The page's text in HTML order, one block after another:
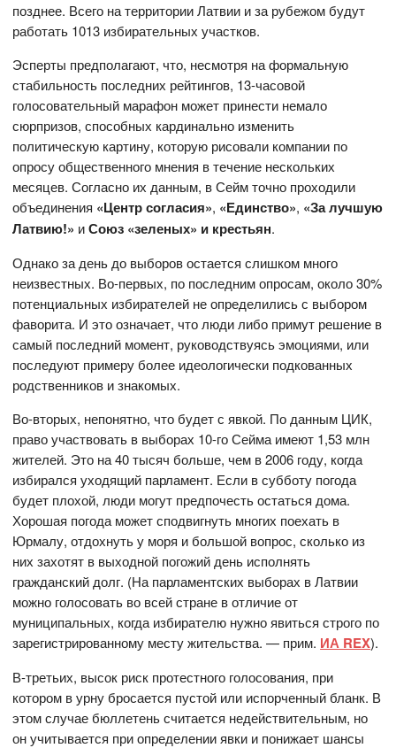
позднее. Всего на территории Латвии и за рубежом будут
работать 1013 избирательных участков.
Эсперты предполагают, что, несмотря на формальную
стабильность последних рейтингов, 13-часовой
голосовательный марафон может принести немало
сюрпризов, способных кардинально изменить
политическую картину, которую рисовали компании по
опросу общественного мнения в течение нескольких
месяцев. Согласно их данным, в Сейм точно проходили
объединения «Центр согласия», «Единство», «За лучшую
Латвию!» иСоюз «зеленых» и крестьян.
Однако за день до выборов остается слишком много
неизвестных. Во-первых, по последним опросам, около 30%
потенциальных избирателей не определились с выбором
фаворита. И это означает, что люди либо примут решение в
самый последний момент, руководствуясь эмоциями, или
последуют примеру более идеологически подкованных
родственников и знакомых.
Во-вторых, непонятно, что будет с явкой. По данным ЦИК,
право участвовать в выборах 10-го Сейма имеют 1,53 млн
жителей. Это на 40 тысяч больше, чем в 2006 году, когда
избирался уходящий парламент. Если в субботу погода
будет плохой, люди могут предпочесть остаться дома.
Хорошая погода может сподвигнуть многих поехать в
Юрмалу, отдохнуть у моря и большой вопрос, сколько из
них захотят в выходной погожий день исполнять
гражданский долг. (На парламентских выборах в Латвии
можно голосовать во всей стране в отличие от
муниципальных, когда избирателю нужно явиться строго по
зарегистрированному месту жительства. — прим. ИА REX).
В-третьих, высок риск протестного голосования, при
котором в урну бросается пустой или испорченный бланк. В
этом случае бюллетень считается недействительным, но
он учитывается при определении явки и понижает шансы